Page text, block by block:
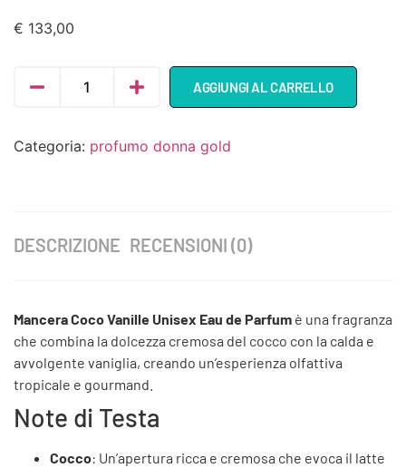
€ 133,00
AGGIUNGI AL CARRELLO
Categoria: profumo donna gold
DESCRIZIONE RECENSIONI (0)
Mancera Coco Vanille Unisex Eau de Parfum è una fragranza
che combina la dolcezza cremosa del cocco con la calda e
avvolgente vaniglia, creando un’esperienza olfattiva
tropicale e gourmand.
Note di Testa
Cocco: Un’apertura ricca e cremosa che evoca il latte